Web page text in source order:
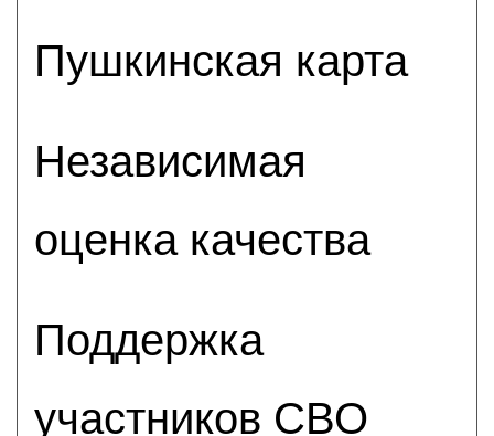
Пушкинская карта
Независимая
оценка качества
Поддержка
участников СВО